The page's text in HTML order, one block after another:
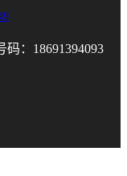
：18691394093